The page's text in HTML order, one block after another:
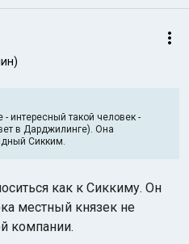
интересный такой человек -
в Дарджилинге). Она
Сикким.
как к Сиккиму. Он
местный князек не
компании.